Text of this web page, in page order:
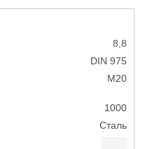
8,8
DIN 975
М20
1000
Сталь